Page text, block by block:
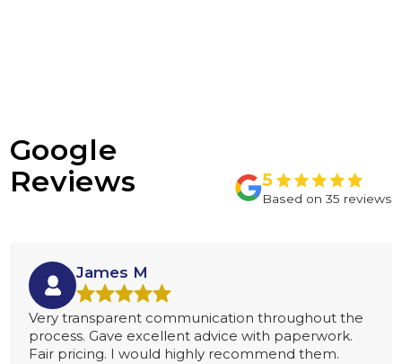
Google
Reviews
James M
Very transparent communication throughout the
process. Gave excellent advice with paperwork.
Fair pricing. I would highly recommend them.